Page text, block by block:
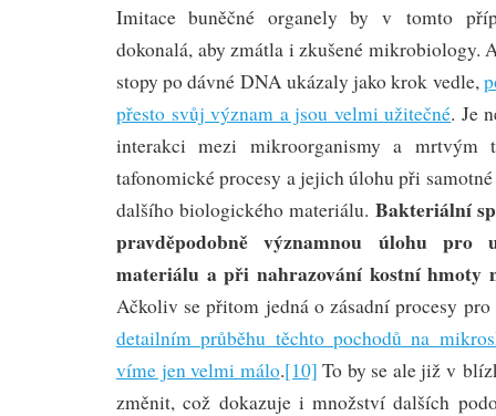
Imitace buněčné organely by v tomto
dokonalá, aby zmátla i zkušené mikrobiology.
stopy po dávné DNA ukázaly jako krok vedle,
přesto svůj význam a jsou velmi užitečné. Je
interakci mezi mikroorganismy a
tafonomické procesy a jejich úlohu při
dalšího biologického materiálu. Bakteriální
pravděpodobně významnou úlohu pro
materiálu a při nahrazování kostní hmoty
Ačkoliv se přitom jedná o zásadní procesy
detailním průběhu těchto pochodů na
víme jen velmi málo.[10] To by se ale již v
změnit, což dokazuje i množství dalších